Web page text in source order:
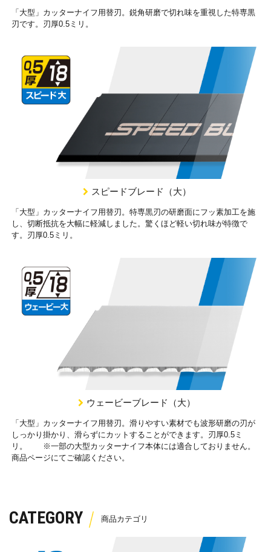
「大型」カッターナイフ用替刃。鋭角研磨で切れ味を重視した特専黒
刃です。刃厚0.5ミリ。
スピードブレード（大）
「大型」カッターナイフ用替刃。特専黒刃の研磨面にフッ素加工を施
し、切断抵抗を大幅に軽減しました。驚くほど軽い切れ味が特徴で
す。刃厚0.5ミリ。
ウェービーブレード（大）
「大型」カッターナイフ用替刃。滑りやすい素材でも波形研磨の刃が
しっかり掛かり、滑らずにカットすることができます。刃厚0.5ミ
リ。 ※一部の大型カッターナイフ本体には適合しておりません。
商品ページにてご確認ください。
CATEGORY